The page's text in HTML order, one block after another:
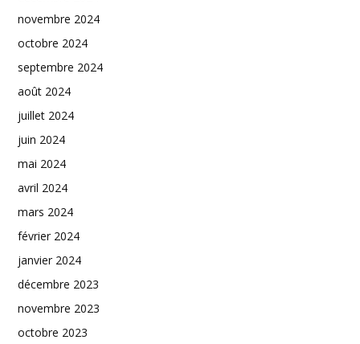
novembre 2024
octobre 2024
septembre 2024
août 2024
juillet 2024
juin 2024
mai 2024
avril 2024
mars 2024
février 2024
janvier 2024
décembre 2023
novembre 2023
octobre 2023